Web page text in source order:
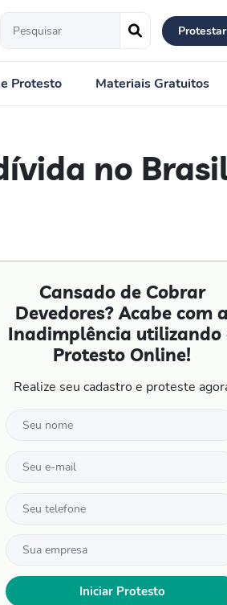
Protesto Materiais Gratuitos
no
Cansado de Cobrar
Devedores? Acabe com a
Inadimplência utilizando
Protesto Online!
Realize seu cadastro e proteste